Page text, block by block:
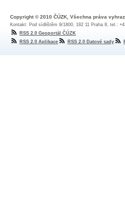
Copyright © 2010 ČÚZK, Všechna práva
Kontakt: Pod sídlištěm 9/1800, 182 11 Praha 8, tel.:
RSS 2.0 Geoportál ČÚZK
RSS 2.0 Aplikace
RSS 2.0 Datové sady